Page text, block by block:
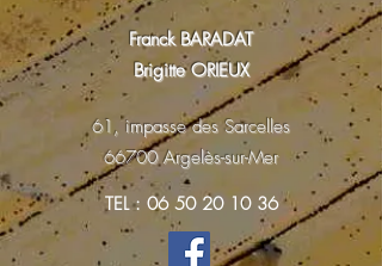
Franck BARADAT
Brigitte ORIEUX
61, impasse des Sarcelles
66700 Argelès-sur-Mer
TEL : 06 50 20 10 36